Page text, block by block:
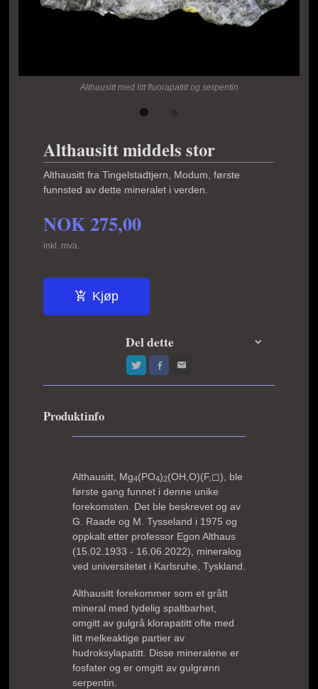
Althausitt med litt fluorapatitt og serpentin
Althausitt middels stor
Althausitt fra Tingelstadtjern, Modum, første
funnsted av dette mineralet i verden.
NOK275,00
inkl. mva.
Kjøp
Del dette
Produktinfo
Althausitt, Mg4(PO4)2(OH,O)(F,◻) , ble
første gang funnet i denne unike
forekomsten. Det ble beskrevet og av
G. Raade og M. Tysseland i 1975 og
oppkalt etter professor Egon Althaus
(15.02.1933 - 16.06.2022), mineralog
ved universitetet i Karlsruhe, Tyskland.
Althausitt forekommer som et grått
mineral med tydelig spaltbarhet,
omgitt av gulgrå klorapatitt ofte med
litt melkeaktige partier av
hudroksylapatitt. Disse mineralene er
fosfater og er omgitt av gulgrønn
serpentin.